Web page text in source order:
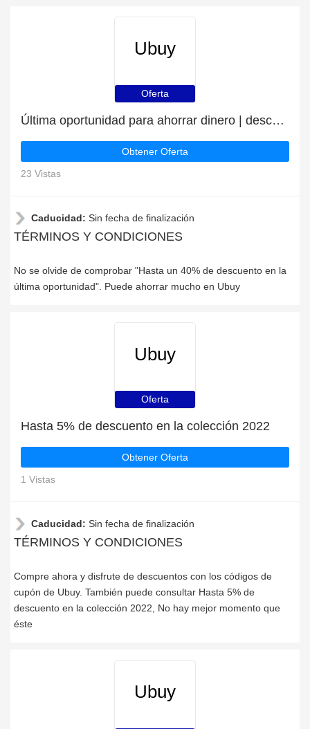
Ubuy
Oferta
Última oportunidad para ahorrar dinero | descuento Ubuy
Obtener Oferta
23 Vistas
Caducidad: Sin fecha de finalización
TÉRMINOS Y CONDICIONES
No se olvide de comprobar "Hasta un 40% de descuento en la
última oportunidad". Puede ahorrar mucho en Ubuy
Ubuy
Oferta
Hasta 5% de descuento en la colección 2022
Obtener Oferta
1 Vistas
Caducidad: Sin fecha de finalización
TÉRMINOS Y CONDICIONES
Compre ahora y disfrute de descuentos con los códigos de
cupón de Ubuy. También puede consultar Hasta 5% de
descuento en la colección 2022, No hay mejor momento que
éste
Ubuy